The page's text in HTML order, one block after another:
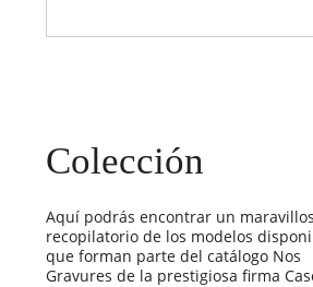
Colección
Aquí podrás encontrar un
recopilatorio de los modelos
que forman parte del catálogo Nos
Gravures de la prestigiosa firma